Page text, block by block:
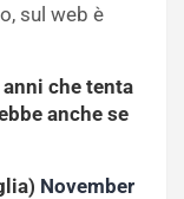
sul web è
anni che tenta
anche se
November